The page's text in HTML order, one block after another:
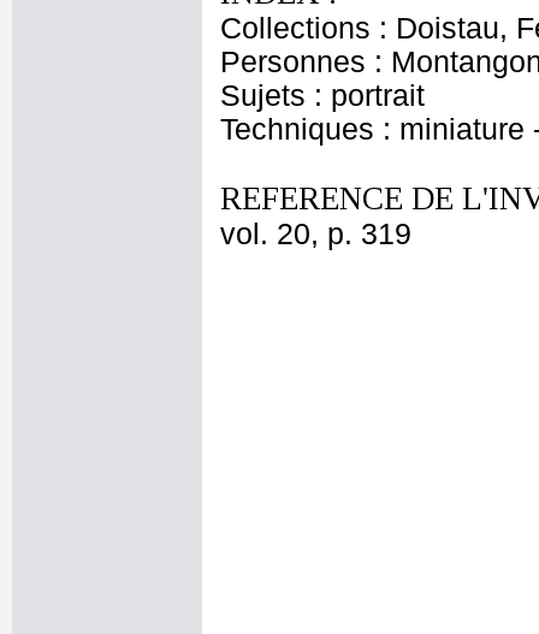
Collections : Doistau,
Personnes :
Sujets : portrait
Techniques : miniature
REFERENCE DE
vol. 20, p. 319